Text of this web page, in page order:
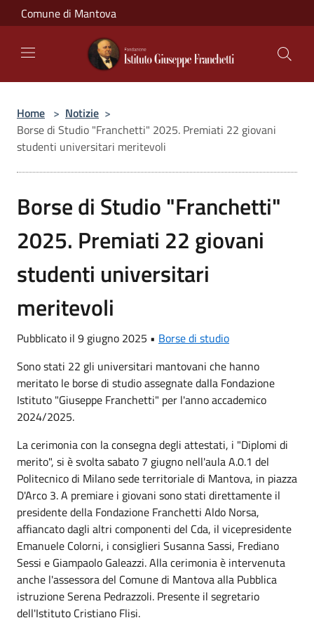
Salta al contenuto principale
Comune di Mantova
Home > Notizie >
Borse di Studio "Franchetti" 2025. Premiati 22 giovani
studenti universitari meritevoli
Borse di Studio "Franchetti"
2025. Premiati 22 giovani
studenti universitari
meritevoli
Pubblicato il 9 giugno 2025 • Borse di studio
Sono stati 22 gli universitari mantovani che hanno
meritato le borse di studio assegnate dalla Fondazione
Istituto "Giuseppe Franchetti" per l'anno accademico
2024/2025.
La cerimonia con la consegna degli attestati, i "Diplomi di
merito", si è svolta sabato 7 giugno nell'aula A.0.1 del
Politecnico di Milano sede territoriale di Mantova, in piazza
D'Arco 3. A premiare i giovani sono stati direttamente il
presidente della Fondazione Franchetti Aldo Norsa,
affiancato dagli altri componenti del Cda, il vicepresidente
Emanuele Colorni, i consiglieri Susanna Sassi, Frediano
Sessi e Giampaolo Galeazzi. Alla cerimonia è intervenuta
anche l'assessora del Comune di Mantova alla Pubblica
istruzione Serena Pedrazzoli. Presente il segretario
dell'Istituto Cristiano Flisi.